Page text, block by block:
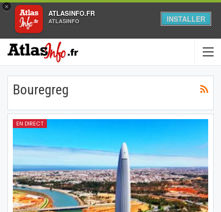
×
ATLASINFO.FR
ATLASINFO INSTALLER
Bouregreg
EN DIRECT